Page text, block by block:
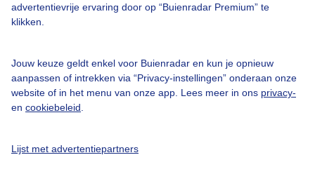
advertentievrije ervaring door op “Buienradar Premium” te
klikken.
Jouw keuze geldt enkel voor Buienradar en kun je opnieuw
aanpassen of intrekken via “Privacy-instellingen” onderaan onze
website of in het menu van onze app. Lees meer in ons privacy-
en cookiebeleid
Lijst met advertentiepartners
Buienradar Team
Cookie beleid
Privacy instellingen
Gratis weerdata
@BuienradarNL